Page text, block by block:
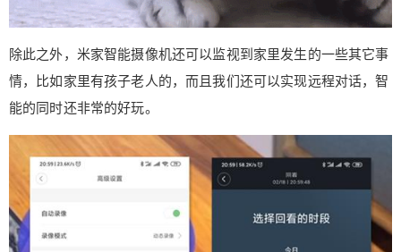
除此之外，米家智能摄像机还可以监视到家里发生的一些其它事
情，比如家里有孩子老人的，而且我们还可以实现远程对话，智
能的同时还非常的好玩。
洞 喜欢小米的朋友相信家里都有不少的米家智能设
种智能场景，比如离家模式，当我们牌离家模式
时，家里的扫地机器人自己开启，所有的灯光关
闭，空调关闭等等，而设置回家模式时，小爱同学
调、净化器等等，除此之外，大家还可以根据自己
的需求来设置，比如阅读模式、影院模式等等。
二、有趣脑洞 而小爱同学可以让用户进行自定义的
设置，比如当我们触发某语句时进行我们提前设置
好的回答，笔者在网上还看到小米的小爱同学、苹